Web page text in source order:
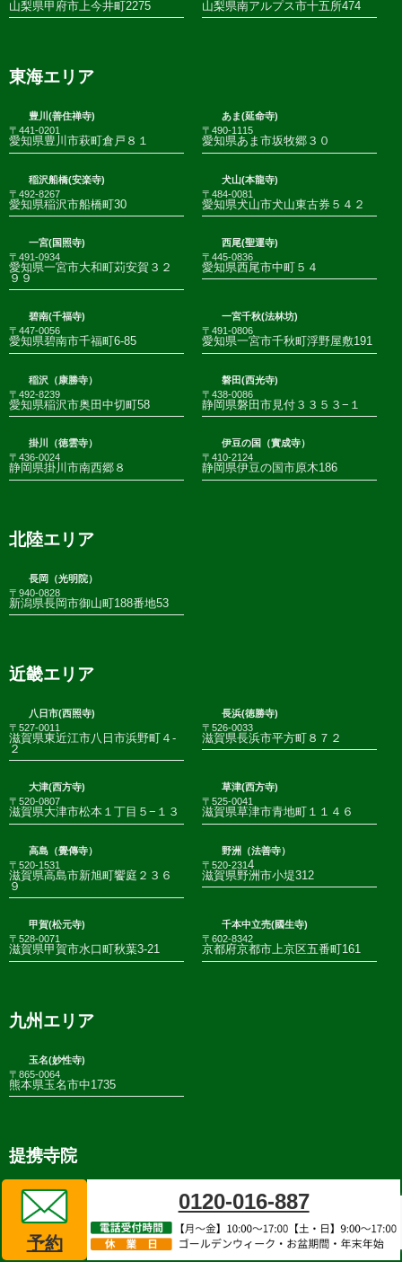
予約
0120-016-887
山梨県甲府市上今井町2275 山梨県南アルプス市十五所474
東海エリア
豊川(善住禅寺)
〒441-0201
愛知県豊川市萩町倉戸８１
あま(延命寺)
〒490-1115
愛知県あま市坂牧郷３０
稲沢船橋(安楽寺)
〒492-8267
愛知県稲沢市船橋町30
犬山(本龍寺)
〒484-0081
愛知県犬山市犬山東古券５４２
一宮(国照寺)
〒491-0934
愛知県一宮市大和町苅安賀３２
９９
西尾(聖運寺)
〒445-0836
愛知県西尾市中町５４
碧南(千福寺)
〒447-0056
愛知県碧南市千福町6-85
一宮千秋(法林坊)
〒491-0806
愛知県一宮市千秋町浮野屋敷191
稲沢（康勝寺）
〒492-8239
愛知県稲沢市奥田中切町58
磐田(西光寺)
〒438-0086
静岡県磐田市見付３３５３−１
掛川（徳雲寺）
〒436-0024
静岡県掛川市南西郷８
伊豆の国（實成寺）
〒410-2124
静岡県伊豆の国市原木186
北陸エリア
長岡（光明院）
〒940-0828
新潟県長岡市御山町188番地53
近畿エリア
八日市(西照寺)
〒527-0011
滋賀県東近江市八日市浜野町４-
２
長浜(徳勝寺)
〒526-0033
滋賀県長浜市平方町８７２
大津(西方寺)
〒520-0807
滋賀県大津市松本１丁目５−１３
草津(西方寺)
〒525-0041
滋賀県草津市青地町１１４６
高島（覺傳寺）
〒520-1531
滋賀県高島市新旭町饗庭２３６
９
野洲（法善寺）
〒520-2314
滋賀県野洲市小堤312
甲賀(松元寺)
〒528-0071
滋賀県甲賀市水口町秋葉3-21
千本中立売(國生寺)
〒602-8342
京都府京都市上京区五番町161
九州エリア
玉名(妙性寺)
〒865-0064
熊本県玉名市中1735
提携寺院
春日井(新光寺)
〒486-0908
愛知県春日井市西屋町南野池５
笛吹（地蔵院）
〒406-0003